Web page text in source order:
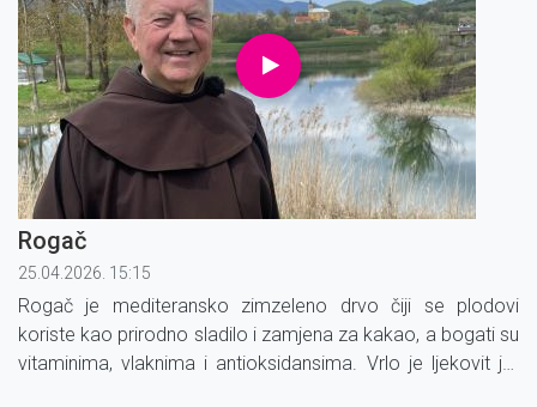
Rogač
25.04.2026. 15:15
Rogač je mediteransko zimzeleno drvo čiji se plodovi
koriste kao prirodno sladilo i zamjena za kakao, a bogati su
vitaminima, vlaknima i antioksidansima. Vrlo je ljekovit jer